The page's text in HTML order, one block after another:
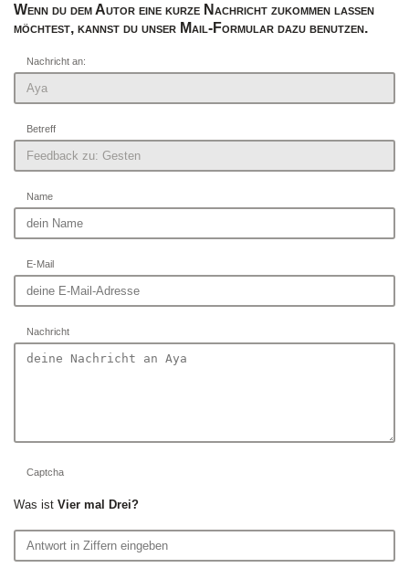
Wenn du dem Autor eine kurze Nachricht zukommen lassen
möchtest, kannst du unser Mail-Formular dazu benutzen.
Nachricht an:
Betreff
Name
E-Mail
Nachricht
Captcha
Was ist Vier mal Drei?